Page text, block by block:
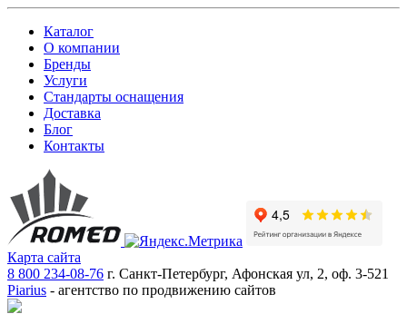
Каталог
О компании
Бренды
Услуги
Стандарты оснащения
Доставка
Блог
Контакты
Карта сайта
8 800 234-08-76 г. Санкт-Петербург, Афонская ул, 2, оф. 3-521
Piarius - агентство по продвижению сайтов